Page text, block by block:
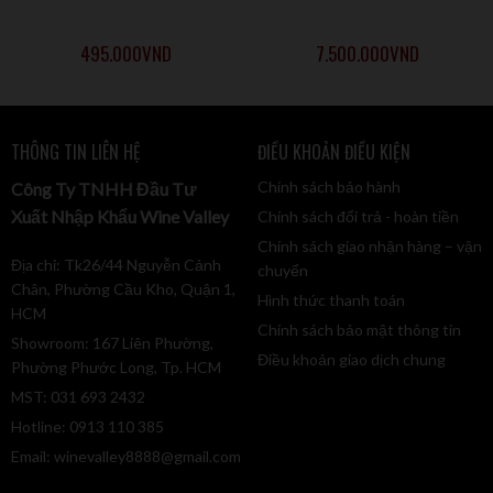
495.000VND 7.500.000VND
THÔNG TIN LIÊN HỆ
Công Ty TNHH Đầu Tư
Xuất Nhập Khẩu Wine Valley
Địa chỉ: Tk26/44 Nguyễn Cảnh
Chân, Phường Cầu Kho, Quận 1,
HCM
Showroom: 167 Liên Phường,
Phường Phước Long, Tp. HCM
MST: 031 693 2432
Hotline: 0913 110 385
Email: winevalley8888@gmail.com
ĐIỀU KHOẢN ĐIỀU KIỆN
Chính sách bảo hành
Chính sách đổi trả - hoàn tiền
Chính sách giao nhận hàng – vận
chuyển
Hình thức thanh toán
Chính sách bảo mật thông tin
Điều khoản giao dịch chung